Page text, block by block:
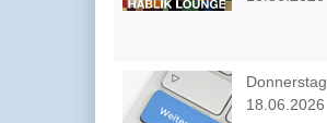
Donnerstag,
18.06.2026